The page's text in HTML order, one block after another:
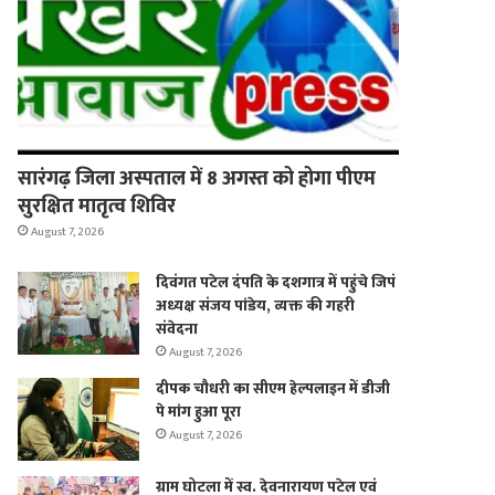
सारंगढ़ जिला अस्पताल में 8 अगस्त को होगा पीएम
सुरक्षित मातृत्व शिविर
August 7, 2026
दिवंगत पटेल दंपति के दशगात्र में पहुंचे जिपं
अध्यक्ष संजय पांडेय, व्यक्त की गहरी
संवेदना
August 7, 2026
दीपक चौधरी का सीएम हेल्पलाइन में डीजी
पे मांग हुआ पूरा
August 7, 2026
ग्राम घोटला में स्व. देवनारायण पटेल एवं